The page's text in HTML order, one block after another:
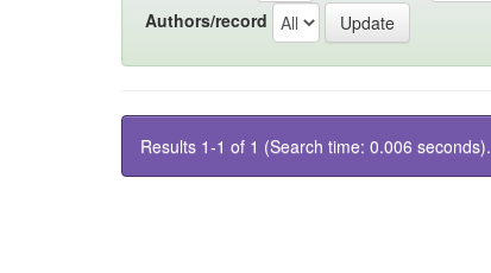
Authors/record
Results 1-1 of 1 (Search time: 0.006 seconds).